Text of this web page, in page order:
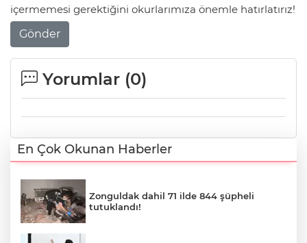
içermemesi gerektiğini okurlarımıza önemle hatırlatırız!
Gönder
Yorumlar (0)
En Çok Okunan Haberler
Zonguldak dahil 71 ilde 844 şüpheli
tutuklandı!